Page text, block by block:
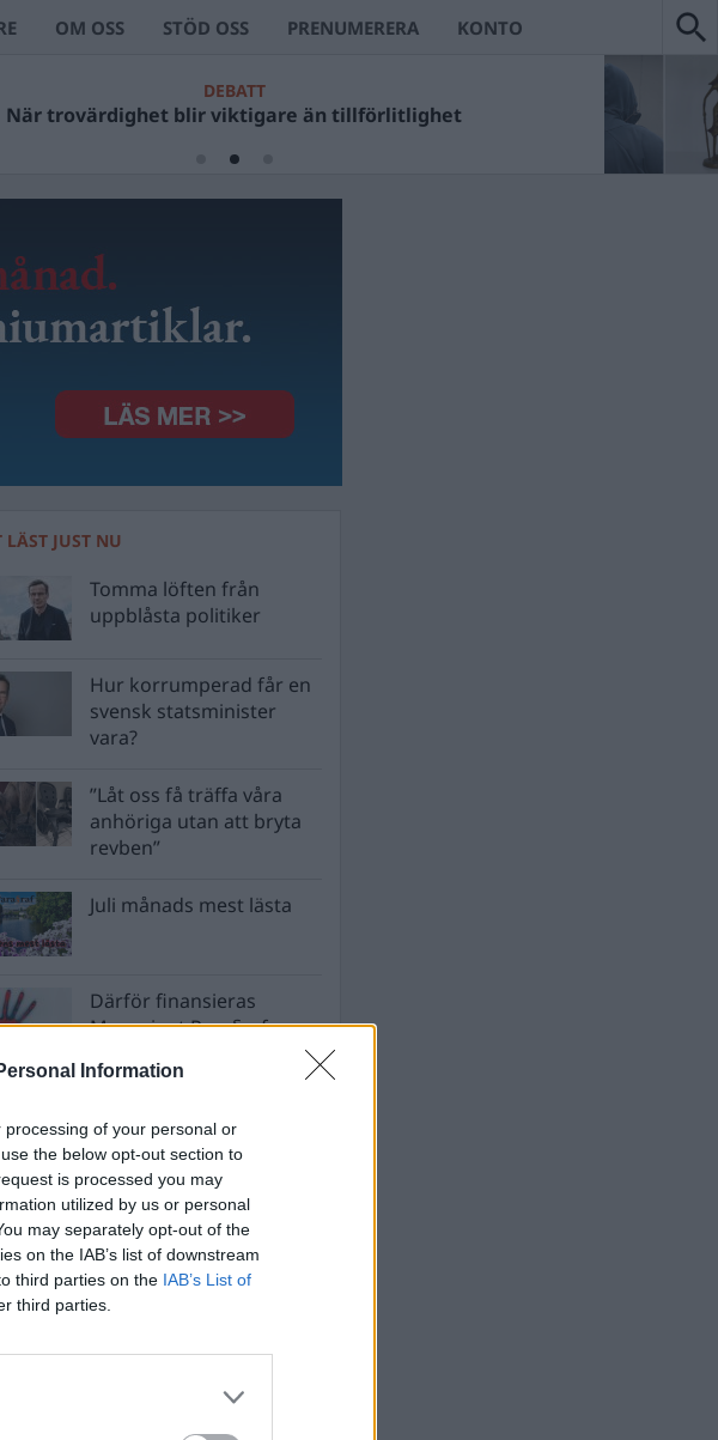
Information
of your personal or
the below opt-out section to
is processed you may
utilized by us or personal
may separately opt-out of the
on the IAB’s list of downstream
third parties on the IAB’s List of
third parties.
OM OSS STÖD OSS PRENUMERERA KONTO
DEBATT
När trovärdighet blir viktigare än tillförlitlighet
LÄST JUST NU
Tomma löften från
uppblåsta politiker
Hur korrumperad får en
svensk statsminister
vara?
”Låt oss få träffa våra
anhöriga utan att bryta
revben”
Juli månads mest lästa
Därför finansieras
Magasinet Para§raf av
OSS
Para§rafs bevakning av högerextremismen
PÅ PARA§RAFS NYHETSBREV